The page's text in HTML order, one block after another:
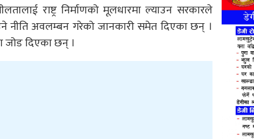
राष्ट्र निर्माणको मूलधारमा ल्याउन सरकारले
नीति अवलम्बन गरेको जानकारी समेत दिएका छन् ।
जोड दिएका छन् ।